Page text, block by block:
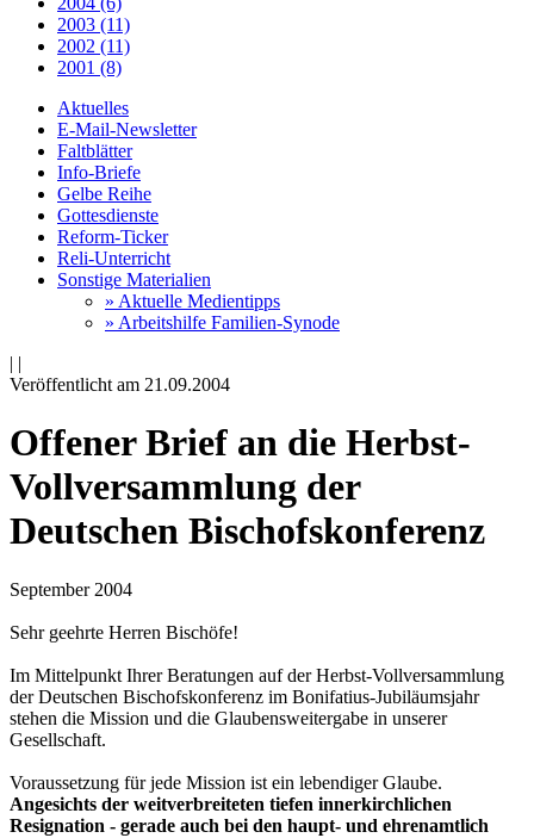
2003 (11)
2002 (11)
2001 (8)
Aktuelles
E-Mail-Newsletter
Faltblätter
Info-Briefe
Gelbe Reihe
Gottesdienste
Reform-Ticker
Reli-Unterricht
Sonstige Materialien
» Aktuelle Medientipps
» Arbeitshilfe Familien-Synode
| |
Veröffentlicht am 21­.09.2004
Offener Brief an die Herbst-
Vollversammlung der
Deutschen Bischofskonferenz
September 2004
Sehr geehrte Herren Bischöfe!
Im Mittelpunkt Ihrer Beratungen auf der Herbst-Vollversammlung
der Deutschen Bischofskonferenz im Bonifatius-Jubiläumsjahr
stehen die Mission und die Glaubensweitergabe in unserer
Gesellschaft.
Voraussetzung für jede Mission ist ein lebendiger Glaube.
Angesichts der weitverbreiteten tiefen innerkirchlichen
Resignation - gerade auch bei den haupt- und ehrenamtlich